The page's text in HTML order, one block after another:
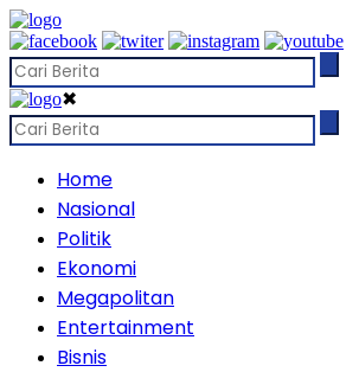
✖
Home
Nasional
Politik
Ekonomi
Megapolitan
Entertainment
Bisnis